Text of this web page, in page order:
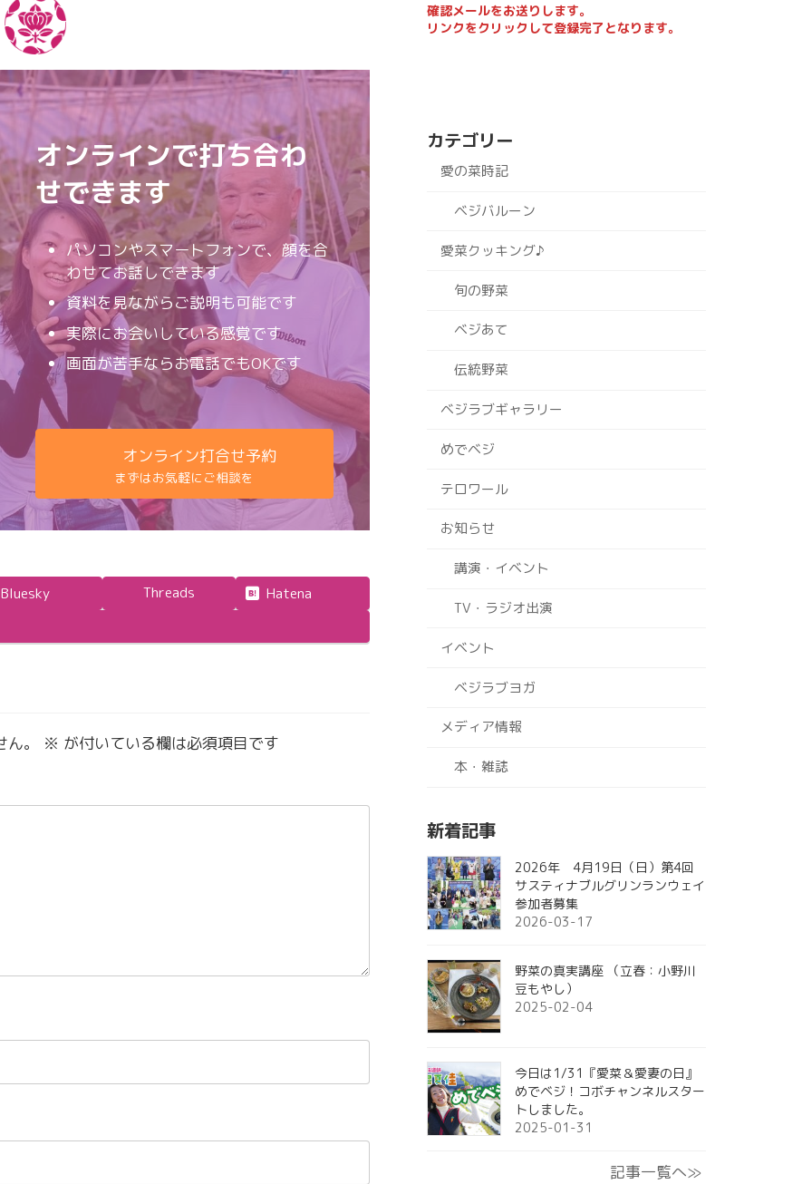
オンラインで打ち合わ
せできます
パソコンやスマートフォンで、顔を合
わせてお話しできます
資料を見ながらご説明も可能です
実際にお会いしている感覚です
画面が苦手ならお電話でもOKです
オンライン打合せ予約
まずはお気軽にご相談を
Bluesky Threads Hatena
。 ※ が付いている欄は必須項目です
確認メールをお送りします。
リンクをクリックして登録完了となります。
カテゴリー
愛の菜時記
ベジバルーン
愛菜クッキング♪
旬の野菜
ベジあて
伝統野菜
ベジラブギャラリー
めでベジ
テロワール
お知らせ
講演・イベント
TV・ラジオ出演
イベント
ベジラブヨガ
メディア情報
本・雑誌
新着記事
2026年 4月19日（日）第4回
サスティナブルグリンランウェイ
参加者募集
2026-03-17
野菜の真実講座 （立春：小野川
豆もやし）
2025-02-04
今日は1/31『愛菜＆愛妻の日』
めでベジ！コボチャンネルスター
トしました。
2025-01-31
記事一覧へ≫